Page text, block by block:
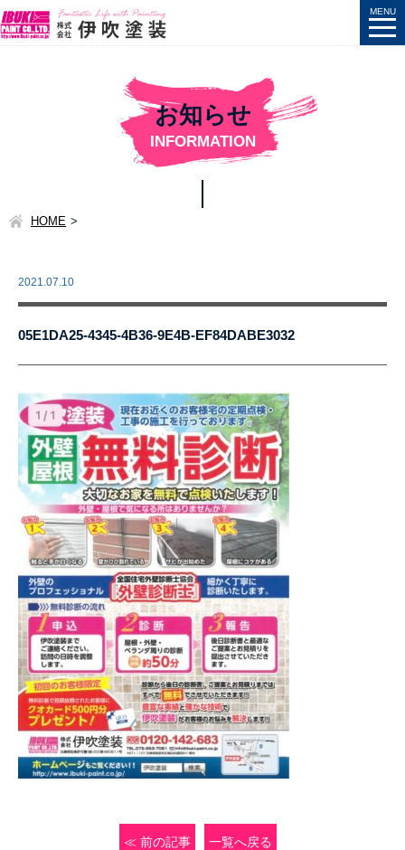
お知らせ
INFORMATION
HOME
2021.07.10
05E1DA25-4345-4B36-9E4B-EF84DABE3032
≪ 前の記事 一覧へ戻る